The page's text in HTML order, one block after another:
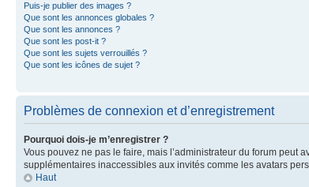
Puis-je publier des images ?
Que sont les annonces globales ?
Que sont les annonces ?
Que sont les post-it ?
Que sont les sujets verrouillés ?
Que sont les icônes de sujet ?
Problèmes de connexion et d’enregistrement
Pourquoi dois-je m’enregistrer ?
Vous pouvez ne pas le faire, mais l’administrateur du forum peut
supplémentaires inaccessibles aux invités comme les avatars
Haut